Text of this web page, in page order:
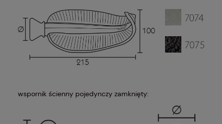
wspornik ścienny pojedynczy zamknięty: